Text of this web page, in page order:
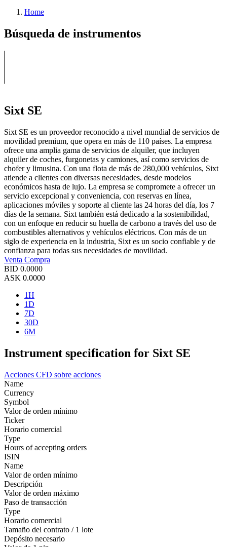
Home
Búsqueda de instrumentos
Sixt SE
Sixt SE es un proveedor reconocido a nivel mundial de servicios de
movilidad premium, que opera en más de 110 países. La empresa
ofrece una amplia gama de servicios de alquiler, que incluyen
alquiler de coches, furgonetas y camiones, así como servicios de
chofer y limusina. Con una flota de más de 280,000 vehículos, Sixt
atiende a clientes con diversas necesidades, desde modelos
económicos hasta de lujo. La empresa se compromete a ofrecer un
servicio excepcional y conveniencia, con reservas en línea,
aplicaciones móviles y soporte al cliente las 24 horas del día, los 7
días de la semana. Sixt también está dedicado a la sostenibilidad,
con un enfoque en reducir su huella de carbono a través del uso de
combustibles alternativos y vehículos eléctricos. Con más de un
siglo de experiencia en la industria, Sixt es un socio confiable y de
confianza para todas sus necesidades de movilidad.
Venta Compra
BID 0.0000
ASK 0.0000
1H
1D
7D
30D
6M
Instrument specification for Sixt SE
Acciones CFD sobre acciones
Name
Currency
Symbol
Valor de orden mínimo
Ticker
Horario comercial
Type
Hours of accepting orders
ISIN
Name
Valor de orden mínimo
Descripción
Valor de orden máximo
Paso de transacción
Type
Horario comercial
Tamaño del contrato / 1 lote
Depósito necesario